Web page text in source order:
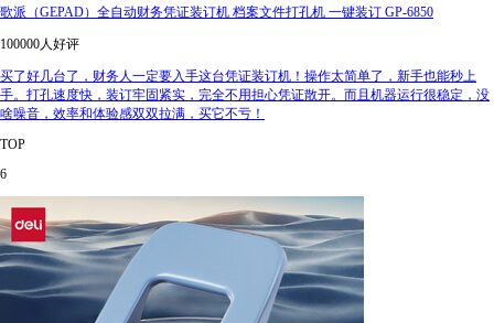
歌派（GEPAD）全自动财务凭证装订机 档案文件打孔机 一键装订 GP-6850
100000人好评
买了好几台了，财务人一定要入手这台凭证装订机！操作太简单了，新手也能秒上
手。打孔速度快，装订牢固紧实，完全不用担心凭证散开。而且机器运行很稳定，没
啥噪音，效率和体验感双双拉满，买它不亏！
TOP
6